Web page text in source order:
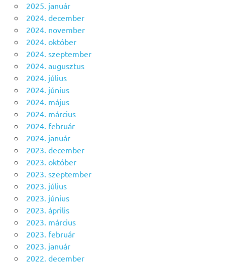
2025. január
2024. december
2024. november
2024. október
2024. szeptember
2024. augusztus
2024. július
2024. június
2024. május
2024. március
2024. február
2024. január
2023. december
2023. október
2023. szeptember
2023. július
2023. június
2023. április
2023. március
2023. február
2023. január
2022. december